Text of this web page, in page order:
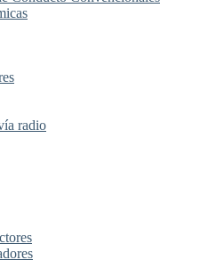
radio